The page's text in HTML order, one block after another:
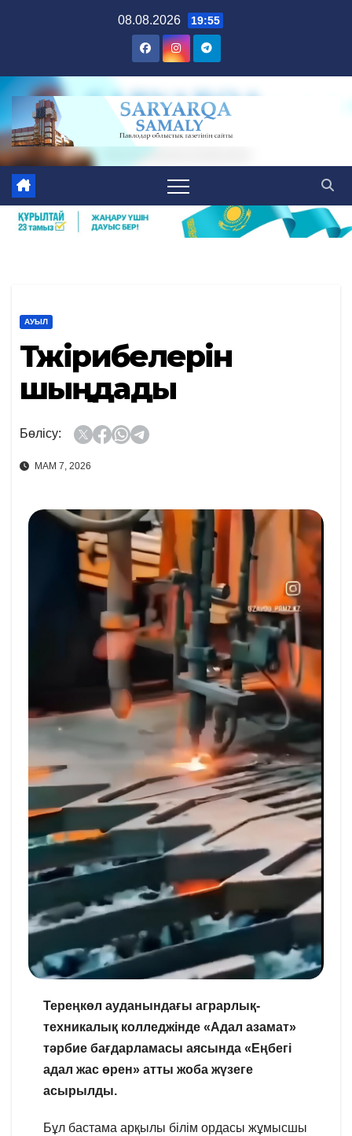
08.08.2026 19:55
АУЫЛ
Тәжірибелерін
шыңдады
Бөлісу:
МАМ 7, 2026
Тереңкөл ауданындағы аграрлық-
техникалық колледжінде «Адал азамат»
тәрбие бағдарламасы аясында «Еңбегі
адал жас өрен» атты жоба жүзеге
асырылды.
Бұл бастама арқылы білім ордасы жұмысшы